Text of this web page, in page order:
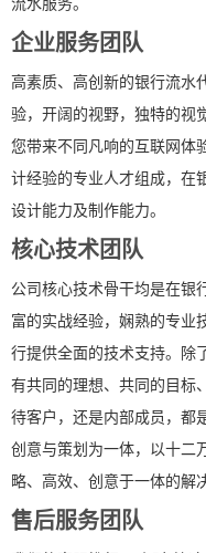
企业服务团队
高素质、高创新的银行流水
验，开阔的视野，独特的视
您带来不同凡响的互联网体
计经验的专业人才组成，在
设计能力及制作能力。
核心技术团队
公司核心技术骨干均是在银
富的实战经验，娴熟的专业
行提供全面的技术支持。除
有共同的理想、共同的目标
待客户，还是内部成员，都
创意与策划为一体，以十二
略、高效、创意于一体的解
售后服务团队